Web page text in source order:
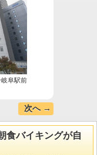
岐阜駅前
次へ →
食バイキングが自